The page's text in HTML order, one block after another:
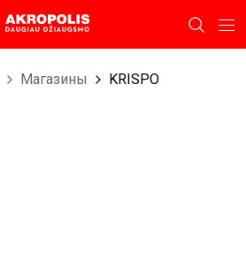
Магазины KRISPO